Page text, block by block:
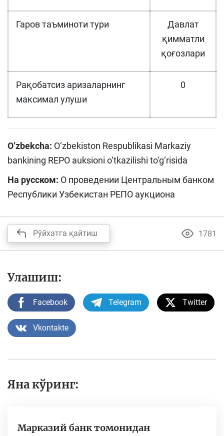
Гаров таъминоти тури
Давлат
қимматли
қоғозлари
Рақобатсиз аризаларнинг
максимал улуши
0
O’zbekcha: O‘zbekiston Respublikasi Markaziy
bankining REPO auksioni o‘tkazilishi to‘g‘risida
На русском: О проведении Центральным банком
Республики Узбекистан РЕПО аукциона
Рўйхатга қайтиш 1781
Улашиш:
Facebook Telegram Twitter
Vkontakte
Яна кўринг:
Марказий банк томонидан